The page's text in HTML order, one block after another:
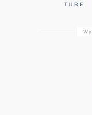
TUBE